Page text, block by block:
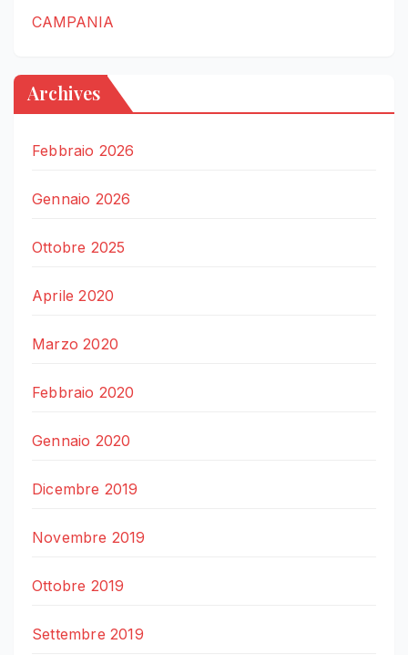
CAMPANIA
Archives
Febbraio 2026
Gennaio 2026
Ottobre 2025
Aprile 2020
Marzo 2020
Febbraio 2020
Gennaio 2020
Dicembre 2019
Novembre 2019
Ottobre 2019
Settembre 2019